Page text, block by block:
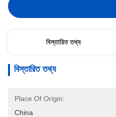
বিস্তারিত তথ্য
বিস্তারিত তথ্য
Place Of Origin:
China